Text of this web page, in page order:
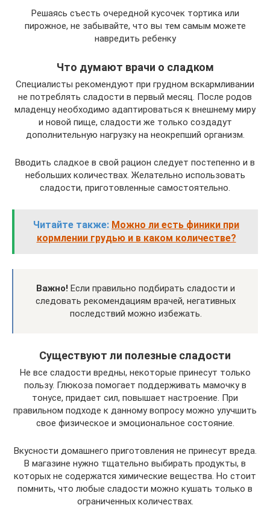
Решаясь съесть очередной кусочек тортика или
пирожное, не забывайте, что вы тем самым можете
навредить ребенку
Что думают врачи о сладком
Специалисты рекомендуют при грудном вскармливании
не потреблять сладости в первый месяц. После родов
младенцу необходимо адаптироваться к внешнему миру
и новой пище, сладости же только создадут
дополнительную нагрузку на неокрепший организм.
Вводить сладкое в свой рацион следует постепенно и в
небольших количествах. Желательно использовать
сладости, приготовленные самостоятельно.
Читайте также: Можно ли есть финики при
кормлении грудью и в каком количестве?
Важно! Если правильно подбирать сладости и
следовать рекомендациям врачей, негативных
последствий можно избежать.
Существуют ли полезные сладости
Не все сладости вредны, некоторые принесут только
пользу. Глюкоза помогает поддерживать мамочку в
тонусе, придает сил, повышает настроение. При
правильном подходе к данному вопросу можно улучшить
свое физическое и эмоциональное состояние.
Вкусности домашнего приготовления не принесут вреда.
В магазине нужно тщательно выбирать продукты, в
которых не содержатся химические вещества. Но стоит
помнить, что любые сладости можно кушать только в
ограниченных количествах.